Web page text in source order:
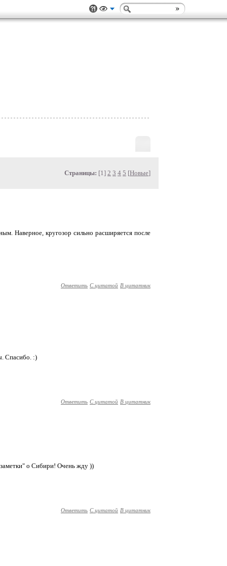
Страницы: [1] 2 3 4 5 [Новые]
Наверное, кругозор сильно расширяется после
Ответить С цитатой В цитатник
Спасибо. :)
Ответить С цитатой В цитатник
о Сибири! Очень жду ))
Ответить С цитатой В цитатник